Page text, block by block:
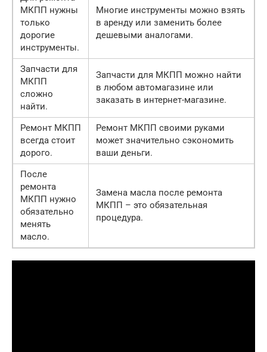
МКПП нужны
только
дорогие
инструменты.
Многие инструменты можно взять
в аренду или заменить более
дешевыми аналогами.
Запчасти для
МКПП
сложно
найти.
Запчасти для МКПП можно найти
в любом автомагазине или
заказать в интернет-магазине.
Ремонт МКПП
всегда стоит
дорого.
Ремонт МКПП своими руками
может значительно сэкономить
ваши деньги.
После
ремонта
МКПП нужно
обязательно
менять
масло.
Замена масла после ремонта
МКПП – это обязательная
процедура.